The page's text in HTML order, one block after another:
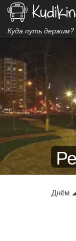
Куда путь
Днём